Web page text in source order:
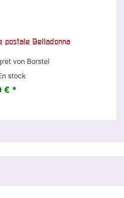
postale Belladonna
von Borstel
stock
€ *